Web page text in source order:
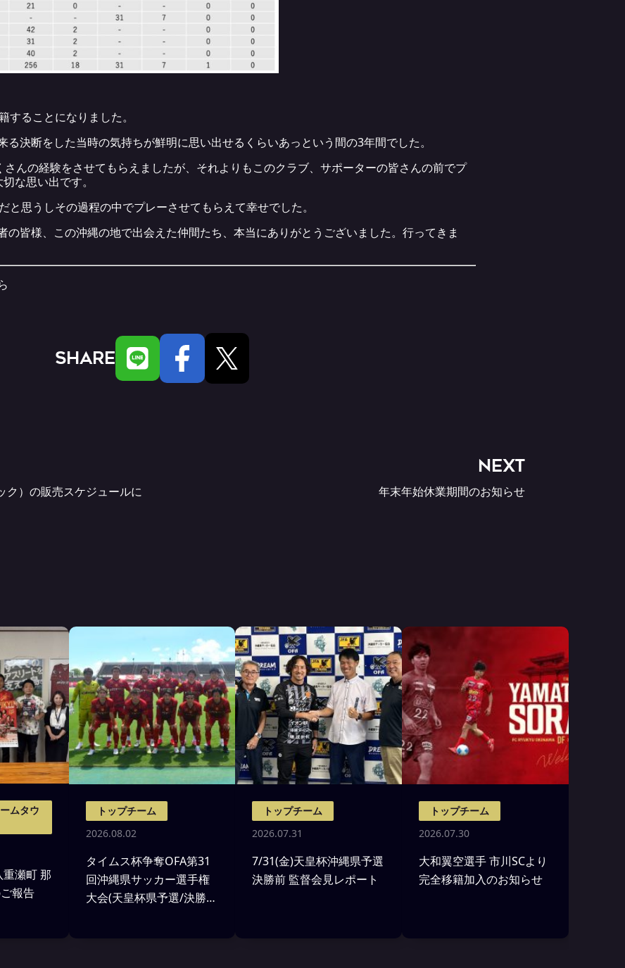
することになりました。
決断をした当時の気持ちが鮮明に思い出せるくらいあっという間の3年間でした。
んの経験をさせてもらえましたが、それよりもこのクラブ、サポーターの皆さんの前でプ
な思い出です。
と思うしその過程の中でプレーさせてもらえて幸せでした。
の皆様、この沖縄の地で出会えた仲間たち、本当にありがとうございました。行ってきま
SHARE
ク）の販売スケジュールに
NEXT
年末年始休業期間のお知らせ
ムタウ
瀬町 那
報告
トップチーム
2026.08.02
タイムス杯争奪OFA第31
回沖縄県サッカー選手権
大会(天皇杯県予選/決勝)
トップチーム
2026.07.31
7/31(金)天皇杯沖縄県予選
決勝前 監督会見レポート
トップチーム
2026.07.30
大和翼空選手 市川SCより
完全移籍加入のお知らせ